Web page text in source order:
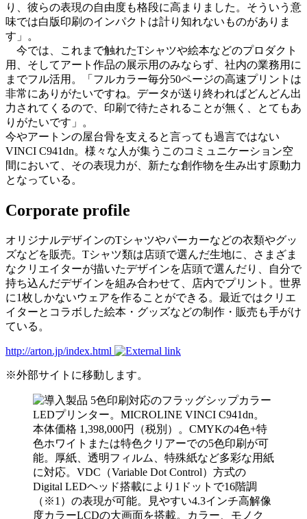
り、彼らの表現の自由度も格段に高まりました。そういう意
味では白版印刷のインパクトは計り知れないものがありま
す」。
今では、これまで触れたTシャツや絵本などのプロダクト
用、そしてアート作品の展示用のみならず、社内の業務用に
までフル活用。「フルカラー毎分50ページの高速プリントは
非常にありがたいですね。データが送り終わればどんどん出
力されてくるので、印刷で待たされることが無く、とてもあ
りがたいです」。
今やアートンの屋台骨を支えると言っても過言ではない
VINCI C941dn。様々な人が集うこのコミュニケーション空
間において、その表現力が、新たな創作物を生み出す原動力
となっている。
Corporate profile
オリジナルデザインのTシャツやパーカーなどの衣類やグッ
ズなどを販売。Tシャツ類は店頭で選んだ生地に、さまざま
なクリエイターが描いたデザインを店頭で選んだり、自分で
持ち込んだデザインを組み合わせて、店内でプリント。世界
に1枚しかないウェアを作ることができる。最近ではクリエ
イターとコラボした絵本・グッズなどの制作・販売も手がけ
ている。
http://arton.jp/index.html
※外部サイトに移動します。